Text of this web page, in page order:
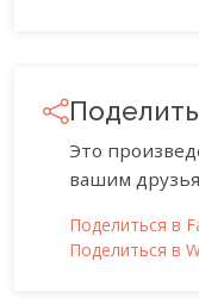
Это
вашим
Поделиться в
Поделиться в